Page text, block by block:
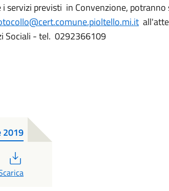
i servizi previsti in Convenzione,
Sociali - tel. 0292366109
2019